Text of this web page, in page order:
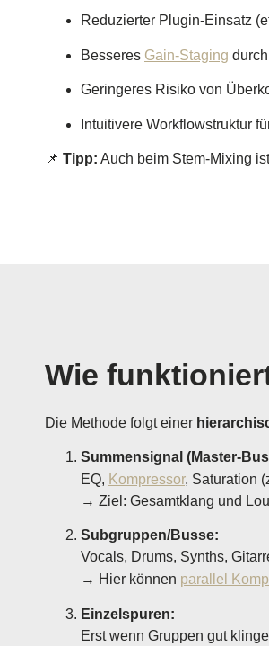
Reduzierter Plugin-Einsatz
Besseres Gain-Staging
Geringeres Risiko von
Intuitivere Workflowstruktur
📌 Tipp: Auch beim Stem-Mixing
Wie
Die Methode folgt einer
Summensignal (Master-
EQ, Kompressor, Saturation
→ Ziel: Gesamtklang und
Subgruppen/Busse:
Vocals, Drums, Synths,
→ Hier können parallel
Einzelspuren:
Erst wenn Gruppen gut